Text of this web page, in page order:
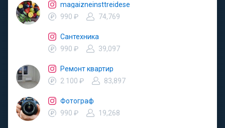
magaizneinsttreidese
990 ₽
74,769
Сантехника
990 ₽
39,097
Ремонт квартир
2 100 ₽
83,897
Фотограф
990 ₽
19,268